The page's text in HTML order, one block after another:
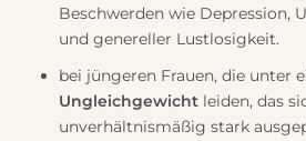
Beschwerden wie Depression,
und genereller Lustlosigkeit.
bei jüngeren Frauen, die unter
Ungleichgewicht leiden, das
unverhältnismäßig stark